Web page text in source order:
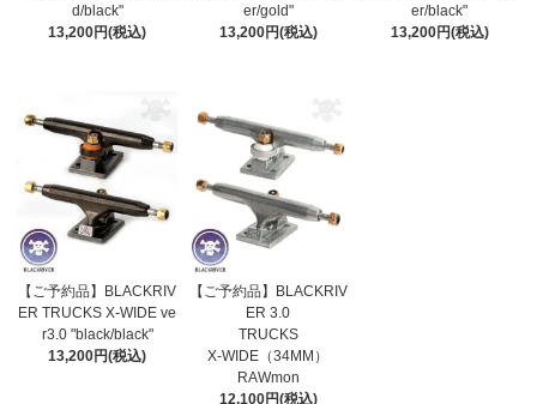
d/black"
13,200円(税込)
er/gold"
13,200円(税込)
er/black"
13,200円(税込)
【ご予約品】BLACKRIV
ER TRUCKS X-WIDE ve
r3.0 "black/black"
13,200円(税込)
【ご予約品】BLACKRIV
ER 3.0
TRUCKS
X-WIDE（34MM）
RAWmon
12,100円(税込)